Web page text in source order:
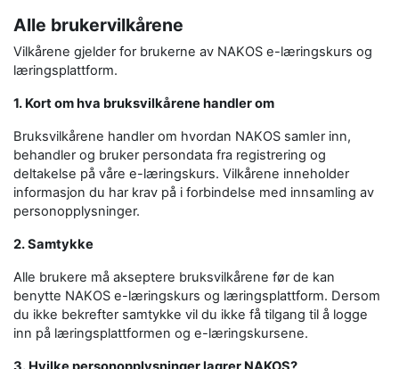
Alle brukervilkårene
Vilkårene gjelder for brukerne av NAKOS e-læringskurs og
læringsplattform.
1. Kort om hva bruksvilkårene handler om
Bruksvilkårene handler om hvordan NAKOS samler inn,
behandler og bruker persondata fra registrering og
deltakelse på våre e-læringskurs. Vilkårene inneholder
informasjon du har krav på i forbindelse med innsamling av
personopplysninger.
2. Samtykke
Alle brukere må akseptere bruksvilkårene før de kan
benytte NAKOS e-læringskurs og læringsplattform. Dersom
du ikke bekrefter samtykke vil du ikke få tilgang til å logge
inn på læringsplattformen og e-læringskursene.